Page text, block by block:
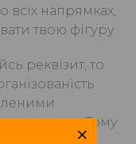
всіх напрямках,
твою фігуру.
реквізит, то
затратно. Тому
×